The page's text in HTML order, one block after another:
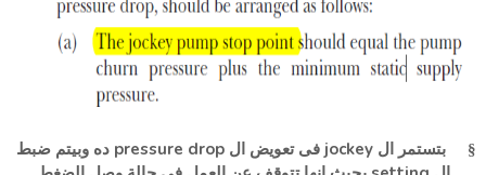
§ بتستمر ال jockey فى تعويض ال pressure drop ده وبيتم ضبط